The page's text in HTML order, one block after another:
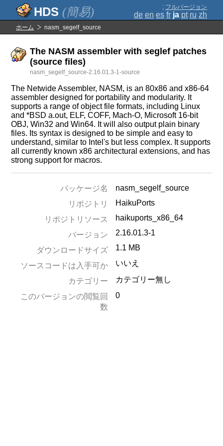
(簡易) ; フルバージョン
de en es fr ja pt ru zh
ホーム nasm_segelf_source
The NASM assembler with seglef patches
(source files)
nasm_segelf_source-2.16.01.3-1-source
The Netwide Assembler, NASM, is an 80x86 and x86-64
assembler designed for portability and modularity. It
supports a range of object file formats, including Linux
and *BSD a.out, ELF, COFF, Mach-O, Microsoft 16-bit
OBJ, Win32 and Win64. It will also output plain binary
files. Its syntax is designed to be simple and easy to
understand, similar to Intel's but less complex. It supports
all currently known x86 architectural extensions, and has
strong support for macros.
パッケージ名
nasm_segelf_source
リポジトリ
HaikuPorts
リポジトリソース
haikuports_x86_64
バージョン
2.16.01.3-1
ダウンロードサイズ 1.1 MB
ソースコードは入手可か いいえ
カテゴリー
カテゴリー無し
このバージョンの閲覧回
数
0